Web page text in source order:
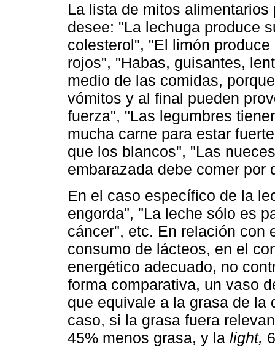
La lista de mitos
desee: "La lechuga produce
colesterol", "El limón
rojos", "Habas, guisantes,
medio de las comidas,
vómitos y al final pueden
fuerza", "Las legumbres
mucha carne para estar
que los blancos", "Las
embarazada debe comer por
En el caso específico de la
engorda", "La leche sólo es
cáncer", etc. En relación con
consumo de lácteos, en el
energético adecuado, no
forma comparativa, un vaso
que equivale a la grasa de la
caso, si la grasa fuera
45% menos grasa, y la light,